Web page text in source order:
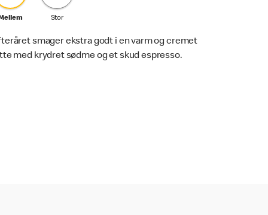
Stor
smager ekstra godt i en varm og cremet
med krydret sødme og et skud espresso.